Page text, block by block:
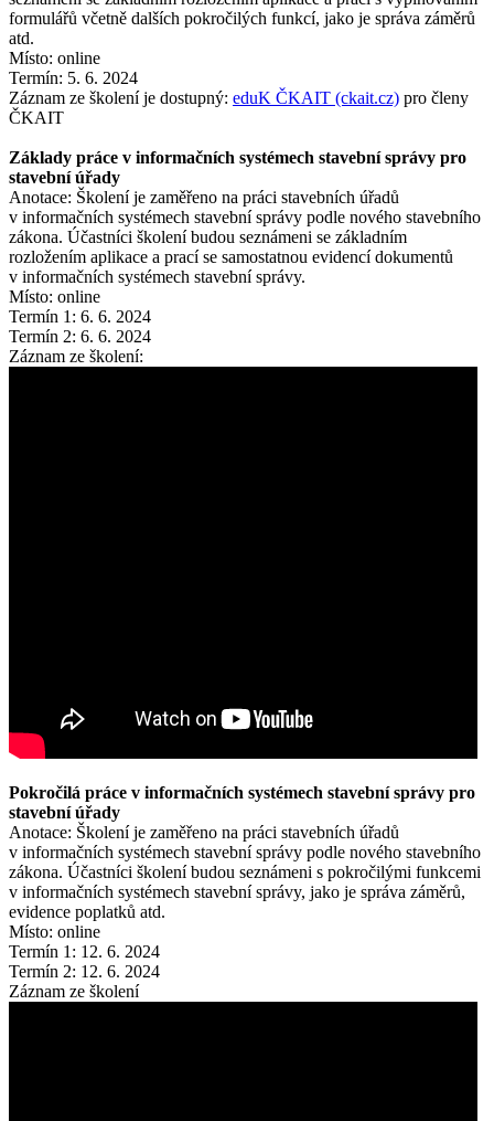
formulářů včetně dalších pokročilých funkcí, jako je správa záměrů
atd.
Místo: online
Termín: 5. 6. 2024
Záznam ze školení je dostupný: eduK ČKAIT (ckait.cz) pro členy
ČKAIT
Základy práce v informačních systémech stavební správy pro
stavební úřady
Anotace: Školení je zaměřeno na práci stavebních úřadů
v informačních systémech stavební správy podle nového stavebního
zákona. Účastníci školení budou seznámeni se základním
rozložením aplikace a prací se samostatnou evidencí dokumentů
v informačních systémech stavební správy.
Místo: online
Termín 1: 6. 6. 2024
Termín 2: 6. 6. 2024
Záznam ze školení:
Pokročilá práce v informačních systémech stavební správy pro
stavební úřady
Anotace: Školení je zaměřeno na práci stavebních úřadů
v informačních systémech stavební správy podle nového stavebního
zákona. Účastníci školení budou seznámeni s pokročilými funkcemi
v informačních systémech stavební správy, jako je správa záměrů,
evidence poplatků atd.
Místo: online
Termín 1: 12. 6. 2024
Termín 2: 12. 6. 2024
Záznam ze školení